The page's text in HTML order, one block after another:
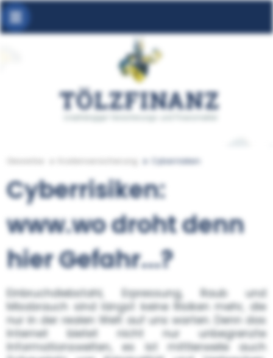
Cyberrisiken
Cyberrisiken:
www.wo droht denn
hier Gefahr...?
Einbruchdiebstahl, Erpressung, Raub und
Missbrauch sind längst keine Risiken mehr, die
nur in der realen Welt auf uns warten. Denn das
Internet bietet nicht nur unbegrenzte
Informationswelten, es ist mittlerweile auch